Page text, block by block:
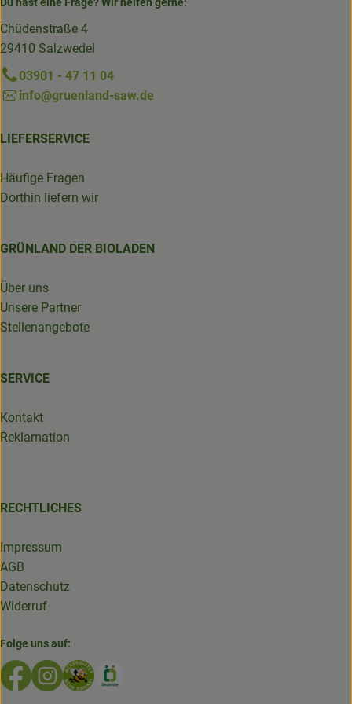
Chüdenstraße 4
29410 Salzwedel
03901 - 47 11 04
info@gruenland-saw.de
LIEFERSERVICE
Häufige Fragen
Dorthin liefern wir
GRÜNLAND DER BIOLADEN
Über uns
Unsere Partner
Stellenangebote
SERVICE
Kontakt
Reklamation
RECHTLICHES
Impressum
AGB
Datenschutz
Widerruf
Folge uns auf:
Externer Link zu https://www.facebook.com/
Externer Link zu https://www.instagram.com/
Externer Link zu https://www.bioladen-